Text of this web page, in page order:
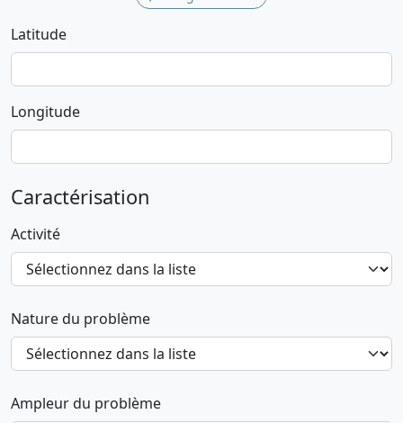
Latitude
Longitude
Caractérisation
Activité
Nature du problème
Ampleur du problème